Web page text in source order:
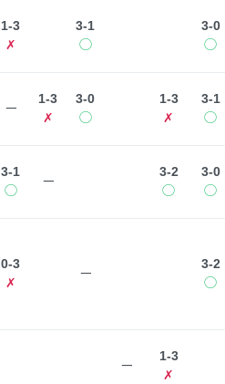
1-3
✗
3-1
◯
3-0
◯
ー
1-3
✗
3-0
◯
1-3
✗
3-1
◯
3-1
◯
ー
3-2
◯
3-0
◯
0-3
✗
ー
3-2
◯
ー
1-3
✗